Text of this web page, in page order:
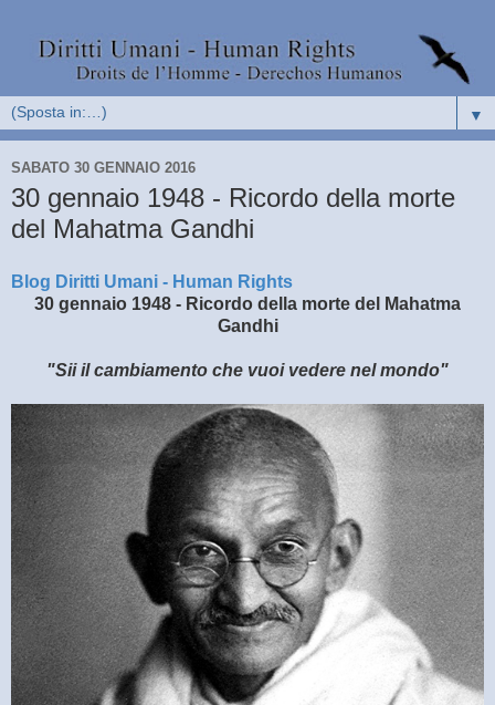
▼
SABATO 30 GENNAIO 2016
30 gennaio 1948 - Ricordo della morte
del Mahatma Gandhi
Blog Diritti Umani - Human Rights
30 gennaio 1948 - Ricordo della morte del Mahatma
Gandhi
"Sii il cambiamento che vuoi vedere nel mondo"